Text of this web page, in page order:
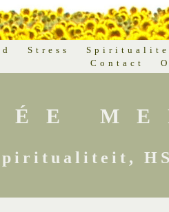
Stress
Contact